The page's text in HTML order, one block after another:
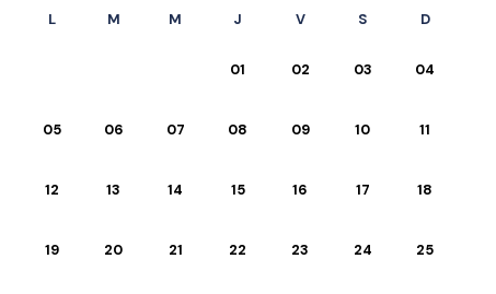
L M M J V S D
01 02 03 04
05 06 07 08 09 10 11
12 13 14 15 16 17 18
19 20 21 22 23 24 25